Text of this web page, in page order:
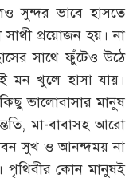
সুন্দর ভাবে হাসতে
সাথী প্রয়োজন হয়। না
সাথে ফুঁটেও উঠে
মন খুলে হাসা যায়।
ভালোবাসার মানুষ
মা-বাবাসহ আরো
সুখ ও আনন্দময় না
পৃথিবীর কোন মানুষই